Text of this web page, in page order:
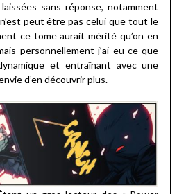
sans réponse, notamment
peut être pas celui que tout le
ce tome aurait mérité qu’on en
personnellement j’ai eu ce que
et entraînant avec une
d’en découvrir plus.